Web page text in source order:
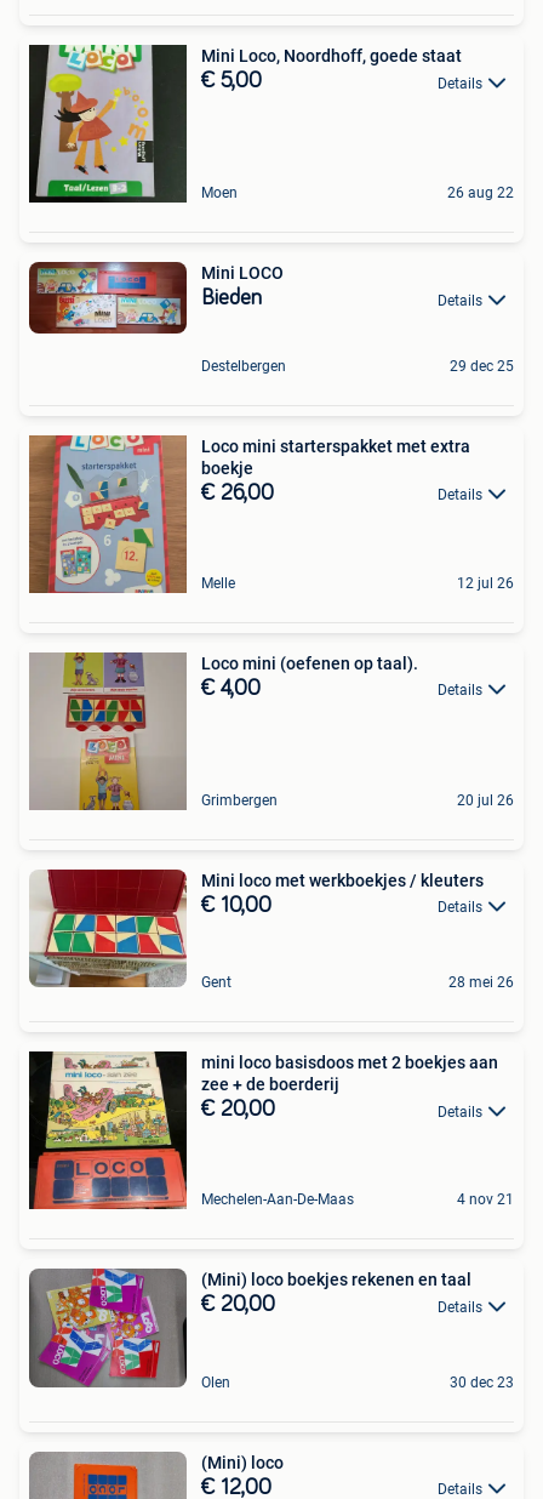
Mini Loco, Noordhoff, goede staat
€ 5,00 Details
Moen 26 aug 22
Mini LOCO
Bieden Details
Destelbergen 29 dec 25
Loco mini starterspakket met extra
boekje
€ 26,00 Details
Melle 12 jul 26
Loco mini (oefenen op taal).
€ 4,00 Details
Grimbergen 20 jul 26
Mini loco met werkboekjes / kleuters
€ 10,00 Details
Gent 28 mei 26
mini loco basisdoos met 2 boekjes aan
zee + de boerderij
€ 20,00 Details
Mechelen-Aan-De-Maas 4 nov 21
(Mini) loco boekjes rekenen en taal
€ 20,00 Details
Olen 30 dec 23
(Mini) loco
€ 12,00 Details